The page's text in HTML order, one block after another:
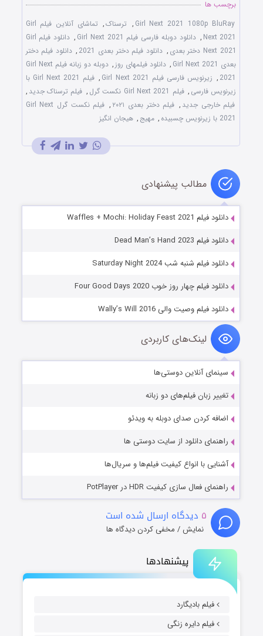
پیشنهادها
فیلم بادیگارد
فیلم دایره زنگی
برچسب ها
Girl Next 2021 1080p BluRay
, ترسناک,
تماشای آنلاین فیلم Girl
Next 2021
, دانلود دوبله فارسی فیلم Girl Next 2021 ,
دانلود فیلم Girl
Next 2021 دختر بعدی
, دانلود فیلم دختر بعدی 2021 , دانلود فیلم دختر
بعدی Girl Next 2021
, دانلود فیلمهای روز ,
دوبله دو زبانه فیلم Girl Next
2021
, زیرنویس فارسی فیلم Girl Next 2021 ,
فیلم Girl Next 2021 با
زیرنویس فارسی , فیلم Girl Next 2021 نکست گرل , فیلم ترسناک جدید ,
فیلم خارجی جدید , فیلم دختر بعدی ۲۰۲۱ ,
فیلم نکست گرل Girl Next
2021 با زیرنویس چسبیده
, مهیج , هیجان انگیز
مطالب پیشنهادی
دانلود فیلم Waffles + Mochi: Holiday Feast 2021
دانلود فیلم Dead Man’s Hand 2023
دانلود فیلم شنبه شب Saturday Night 2024
دانلود فیلم چهار روز خوب Four Good Days 2020
دانلود فیلم وصیت والی Wally’s Will 2016
لینک‌های کاربردی
سینمای آنلاین دوستی‌ها
تغییر زبان فیلم‌های دو زبانه
اضافه کردن صدای دوبله به ویدئو
راهنمای دانلود از سایت دوستی ها
آشنایی با انواع کیفیت فیلم‌ها و سریال‌ها
راهنمای فعال سازی کیفیت HDR در PotPlayer
۵ دیدگاه ارسال شده است
نمایش / مخفی کردن دیدگاه ها